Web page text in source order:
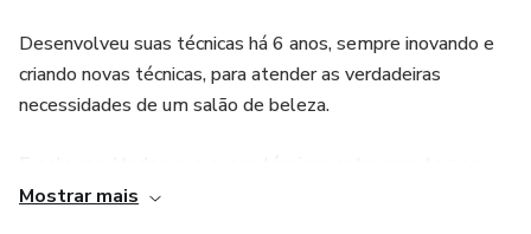
Desenvolveu suas técnicas há 6 anos, sempre inovando e
criando novas técnicas, para atender as verdadeiras
necessidades de um salão de beleza.
profissionais reconhecidos em sua cidade e seu nome em
Mostrar mais